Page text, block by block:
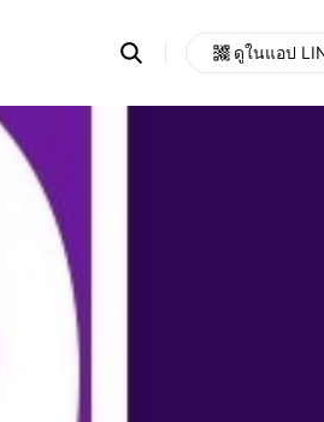
Search
OpenChats
messages
search
ดูในแอป